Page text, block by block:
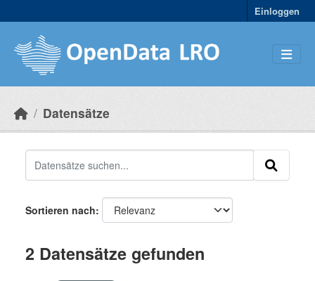
Einloggen
Datensätze
Sortieren nach
2 Datensätze gefunden